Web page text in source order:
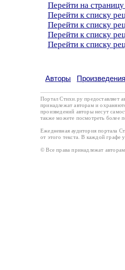
Перейти на
Перейти к списку
Перейти к списку
Перейти к списку
Перейти к списку
Авторы Произведения
Портал Стихи.ру предоставляет
принадлежат авторам и
произведений авторы несут
также можете посмотреть более
Ежедневная аудитория портала
от этого текста. В каждой графе
© Все права принадлежат